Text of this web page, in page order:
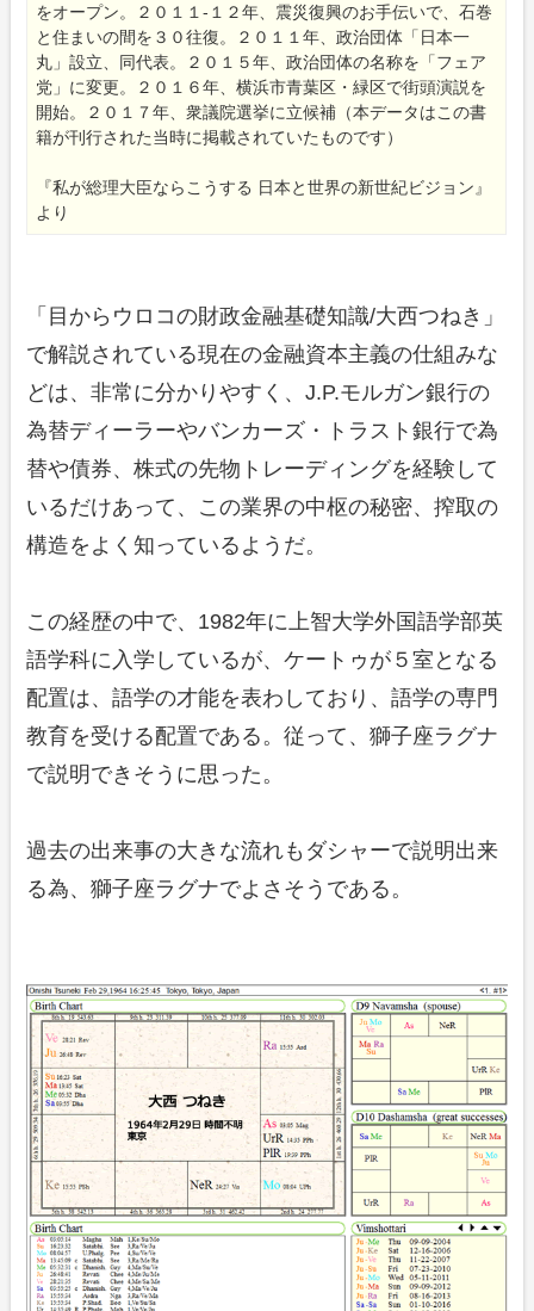
をオープン。２０１１‐１２年、震災復興のお手伝いで、石巻
と住まいの間を３０往復。２０１１年、政治団体「日本一
丸」設立、同代表。２０１５年、政治団体の名称を「フェア
党」に変更。２０１６年、横浜市青葉区・緑区で街頭演説を
開始。２０１７年、衆議院選挙に立候補（本データはこの書
籍が刊行された当時に掲載されていたものです）
『私が総理大臣ならこうする 日本と世界の新世紀ビジョン』
より
「目からウロコの財政金融基礎知識/大西つねき」
で解説されている現在の金融資本主義の仕組みな
どは、非常に分かりやすく、J.P.モルガン銀行の
為替ディーラーやバンカーズ・トラスト銀行で為
替や債券、株式の先物トレーディングを経験して
いるだけあって、この業界の中枢の秘密、搾取の
構造をよく知っているようだ。
この経歴の中で、1982年に上智大学外国語学部英
語学科に入学しているが、ケートゥが５室となる
配置は、語学の才能を表わしており、語学の専門
教育を受ける配置である。従って、獅子座ラグナ
で説明できそうに思った。
過去の出来事の大きな流れもダシャーで説明出来
る為、獅子座ラグナでよさそうである。